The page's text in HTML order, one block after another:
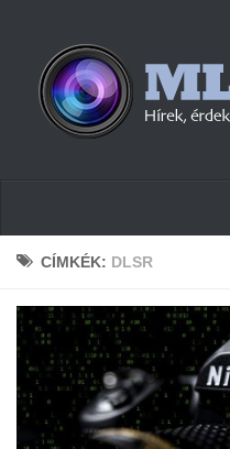
Hírek
Cikkek
Szoftver
Firmware
CÍMKÉK: DLSR